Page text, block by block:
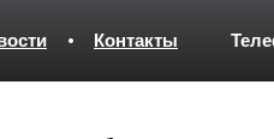
Контакты